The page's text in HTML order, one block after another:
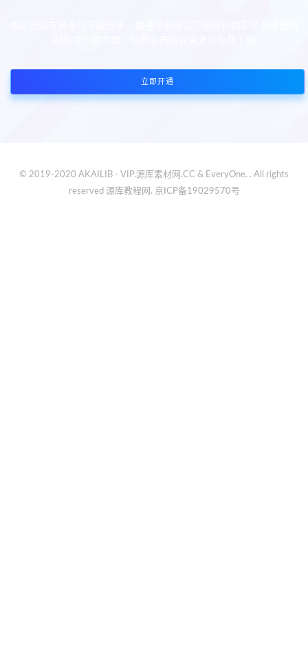
立即开通
© 2019-2020 AKAILIB - VIP.源库素材网.CC & EveryOne. . All rights
reserved 源库教程网. 京ICP备19029570号